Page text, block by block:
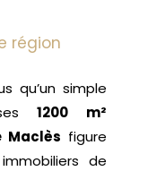
région
qu’un simple
ses1200 m²
Maclès figure
de